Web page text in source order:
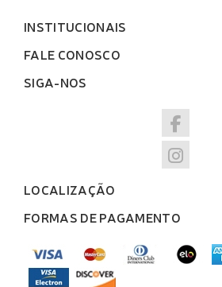
INSTITUCIONAIS
FALE CONOSCO
SIGA-NOS
LOCALIZAÇÃO
FORMAS DE PAGAMENTO